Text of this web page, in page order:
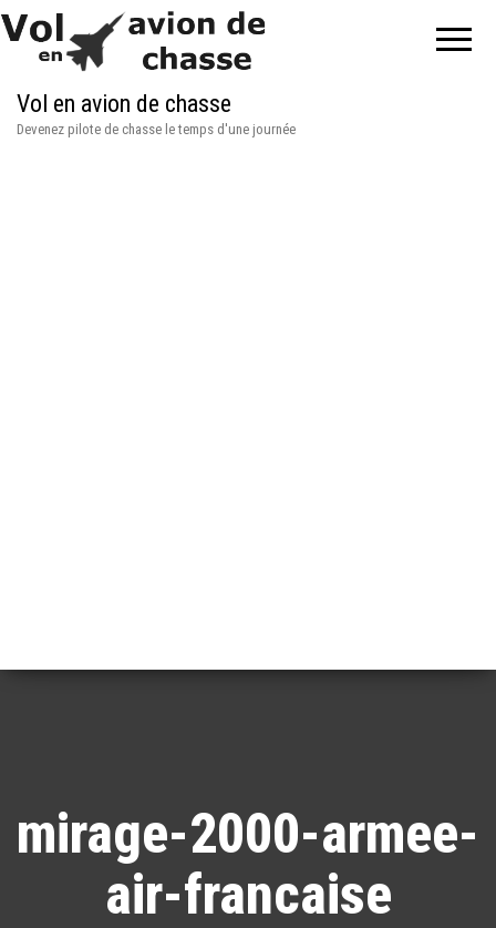
Vol en avion de chasse
Devenez pilote de chasse le temps d'une journée
mirage-2000-armee-
air-francaise